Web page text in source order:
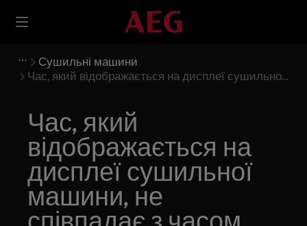
Сушильні машини
Час, який відображається на дисплеї сушильної
Час, який
відображається на
дисплеї сушильної
машини, не